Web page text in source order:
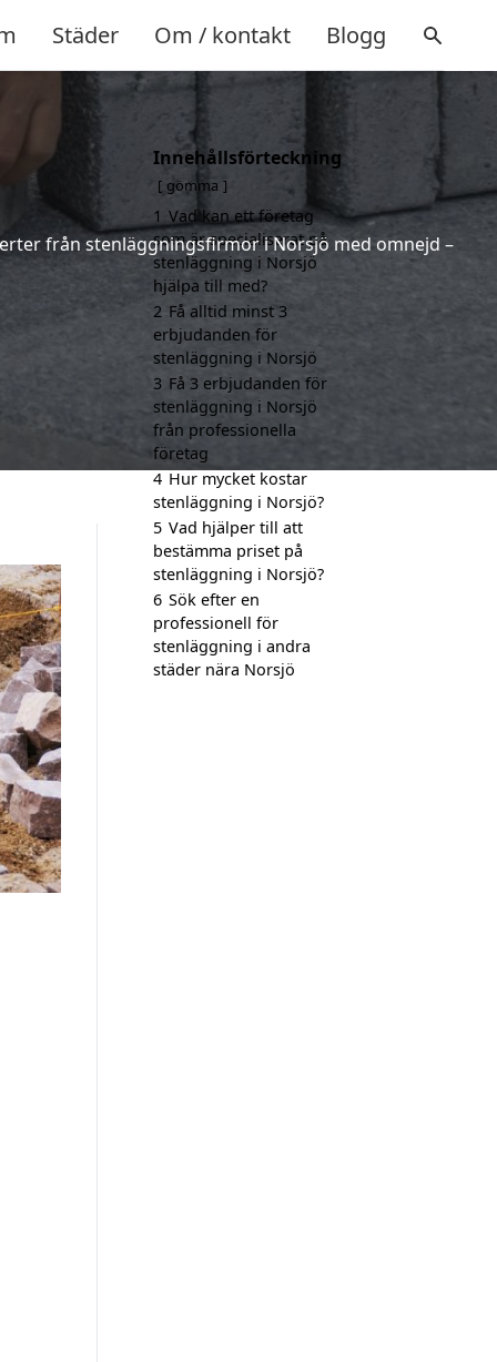
Städer Om / kontakt Blogg
från stenläggningsfirmor i Norsjö med omnejd –
Innehållsförteckning
gömma
1 Vad kan ett företag
som är specialiserat på
stenläggning i Norsjö
hjälpa till med?
2 Få alltid minst 3
erbjudanden för
stenläggning i Norsjö
3 Få 3 erbjudanden för
stenläggning i Norsjö
från professionella
företag
4 Hur mycket kostar
stenläggning i Norsjö?
5 Vad hjälper till att
bestämma priset på
stenläggning i Norsjö?
6 Sök efter en
professionell för
stenläggning i andra
städer nära Norsjö